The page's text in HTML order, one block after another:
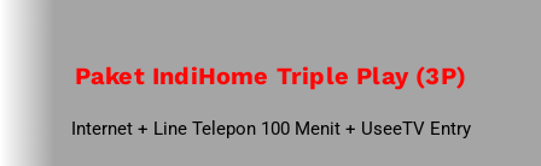
Paket IndiHome Triple Play (3P)
Internet + Line Telepon 100 Menit + UseeTV Entry